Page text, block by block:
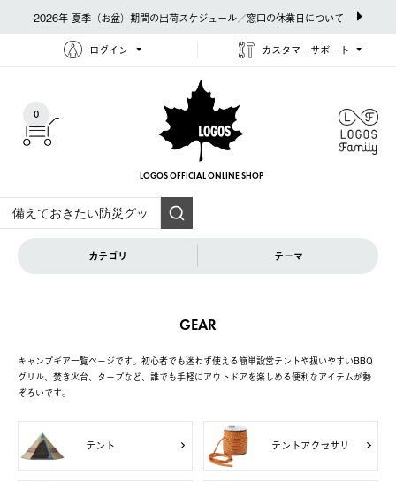
2026年 夏季（お盆）期間の出荷スケジュール／窓口の休業日について
ログイン カスタマーサポート
0
LOGOS OFFICIAL ONLINE SHOP
カテゴリ テーマ
GEAR
キャンプギア一覧ページです。初心者でも迷わず使える簡単設営テントや扱いやすいBBQ
グリル、焚き火台、タープなど、誰でも手軽にアウトドアを楽しめる便利なアイテムが勢
ぞろいです。
テント テントアクセサリ